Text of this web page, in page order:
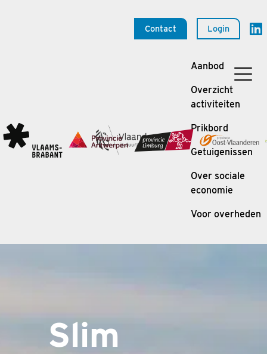
Contact Login
Aanbod
Overzicht
activiteiten
Prikbord
Getuigenissen
Over sociale
economie
Voor overheden
Slim